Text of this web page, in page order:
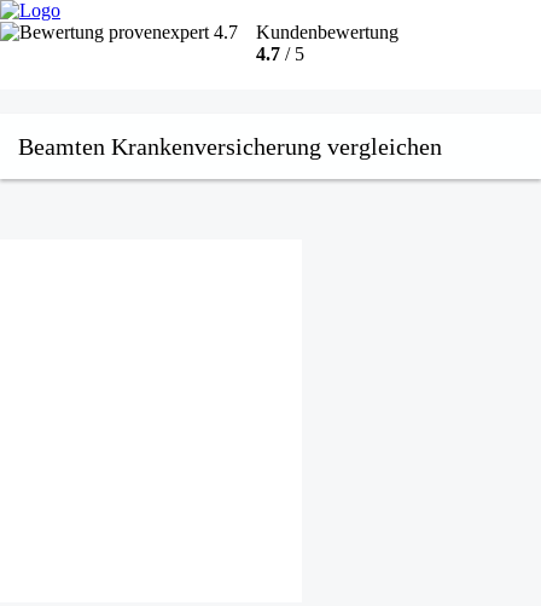
Kundenbewertung
4.7 / 5
Beamten Krankenversicherung vergleichen